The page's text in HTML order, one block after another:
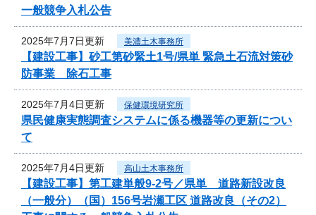
一般競争入札公告
2025年7月7日更新 美濃土木事務所
【建設工事】砂工第砂緊土1号/県単 緊急土石流対策砂
防事業 除石工事
2025年7月4日更新 保健環境研究所
県民健康実態調査システムに係る機器等の更新につい
て
2025年7月4日更新 高山土木事務所
【建設工事】第工建単般9-2号／県単 道路新設改良
（一般分）（国）156号岩瀬工区 道路改良（その2）